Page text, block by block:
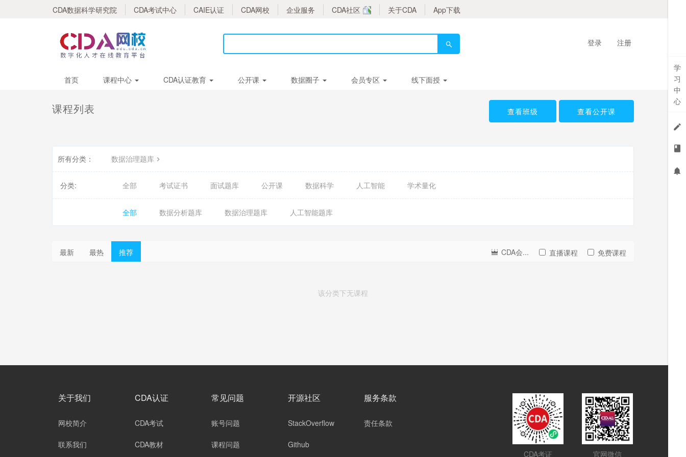
CDA数据科学研究院 CDA考试中心 CAIE认证 CDA网校 企业服务 CDA社区 关于CDA App下载
登录 注册
首页 课程中心 CDA认证教育 公开课 数据圈子 会员专区 线下面授
课程列表 查看班级 查看公开课
所有分类： 数据治理题库
分类: 全部 考试证书 面试题库 公开课 数据科学 人工智能 学术量化
全部 数据分析题库 数据治理题库 人工智能题库
最新 最热 推荐 CDA会... 直播课程 免费课程
该分类下无课程
关于我们
网校简介
联系我们
CDA认证
CDA考试
CDA教材
常见问题
账号问题
课程问题
开源社区
StackOverflow
Github
服务条款
责任条款
CDA考证 官网微信
学
习
中
心